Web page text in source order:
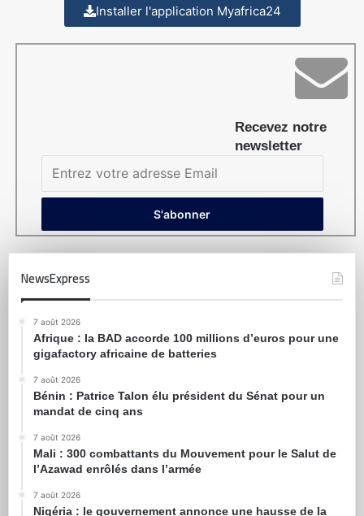
Installer l'application Myafrica24
Recevez notre
newsletter
NewsExpress
7 août 2026
Afrique : la BAD accorde 100 millions d’euros pour une
gigafactory africaine de batteries
7 août 2026
Bénin : Patrice Talon élu président du Sénat pour un
mandat de cinq ans
7 août 2026
Mali : 300 combattants du Mouvement pour le Salut de
l’Azawad enrôlés dans l’armée
7 août 2026
Nigéria : le gouvernement annonce une hausse de la